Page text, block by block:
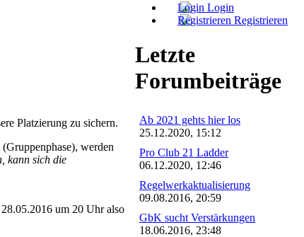
Platzierung zu sichern.
werden
kann sich die
um 20 Uhr also
Login
Registrieren
Letzte
Forumbeiträge
Ab 2021 gehts hier los
25.12.2020, 15:12
Pro Club 21 Ladder
06.12.2020, 12:46
Regelwerkaktualisierung
09.08.2016, 20:59
GbK sucht Verstärkungen
18.06.2016, 23:48